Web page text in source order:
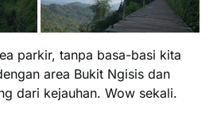
parkir, tanpa basa-basi kita
area Bukit Ngisis dan
dari kejauhan. Wow sekali.